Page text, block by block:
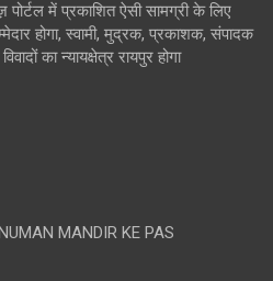
पोर्टल में प्रकाशित ऐसी सामग्री के लिए
होगा, स्वामी, मुद्रक, प्रकाशक, संपादक
का न्यायक्षेत्र रायपुर होगा
MANDIR KE PAS